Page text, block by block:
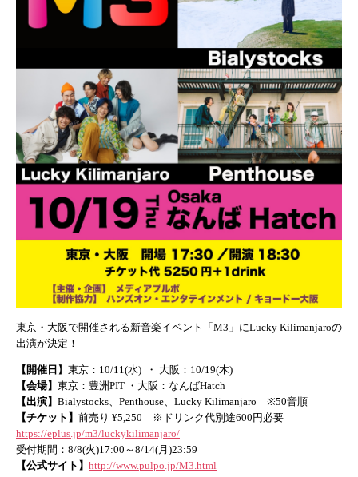
東京・大阪で開催される新音楽イベント「M3」にLucky Kilimanjaroの
出演が決定！
【開催日 】東京：10/11(水) ・ 大阪：10/19(木)
【会場】 東京：豊洲PIT ・大阪：なんばHatch
【出演】 Bialystocks、Penthouse、Lucky Kilimanjaro ※50音順
【チケット】 前売り ¥5,250 ※ドリンク代別途600円必要
https://eplus.jp/m3/luckykilimanjaro/
受付期間：8/8(火)17:00～8/14(月)23:59
【公式サイト】 http://www.pulpo.jp/M3.html